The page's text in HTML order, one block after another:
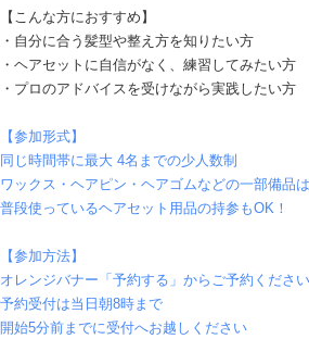
【こんな方におすすめ】
・自分に合う髪型や整え方を知りたい方
・ヘアセットに自信がなく、練習してみたい方
・プロのアドバイスを受けながら実践したい方
【参加形式】
同じ時間帯に最大 4名までの少人数制
ワックス・ヘアピン・ヘアゴムなどの一部備品
普段使っているヘアセット用品の持参もOK！
【参加方法】
オレンジバナー「予約する」からご予約ください
予約受付は当日朝8時まで
開始5分前までに受付へお越しください